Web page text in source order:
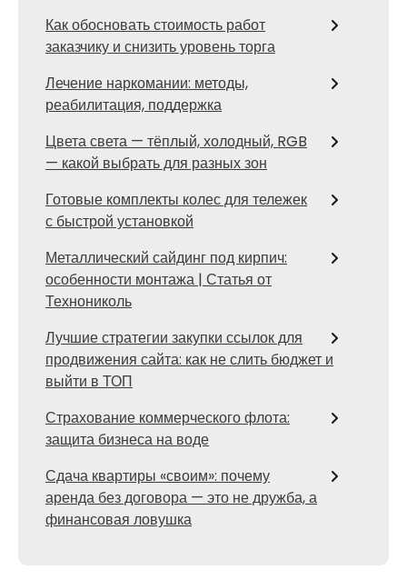
Как обосновать стоимость работ
заказчику и снизить уровень торга
Лечение наркомании: методы,
реабилитация, поддержка
Цвета света — тёплый, холодный, RGB
— какой выбрать для разных зон
Готовые комплекты колес для тележек
с быстрой установкой
Металлический сайдинг под кирпич:
особенности монтажа | Статья от
Технониколь
Лучшие стратегии закупки ссылок для
продвижения сайта: как не слить бюджет и
выйти в ТОП
Страхование коммерческого флота:
защита бизнеса на воде
Сдача квартиры «своим»: почему
аренда без договора — это не дружба, а
финансовая ловушка